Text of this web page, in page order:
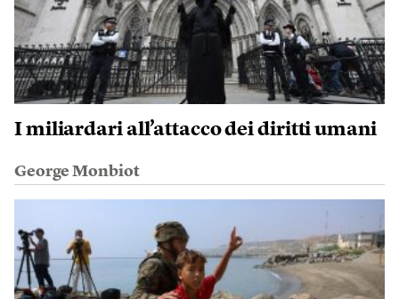
I miliardari all’attacco dei diritti umani
George Monbiot